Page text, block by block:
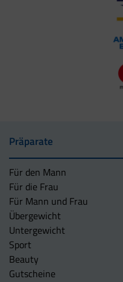
Präparate
Für den Mann
Für die Frau
Für Mann und Frau
Übergewicht
Untergewicht
Sport
Beauty
Gutscheine